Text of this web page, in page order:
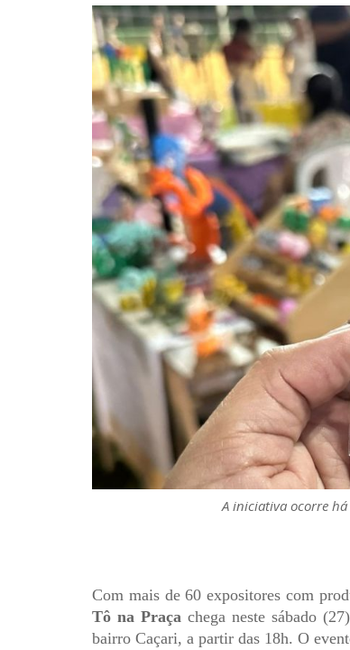
A iniciativa ocorre
Com mais de 60 expositores com
Tô na Praça chega neste sábado
bairro Caçari, a partir das 18h. O